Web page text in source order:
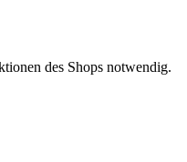
des Shops notwendig.